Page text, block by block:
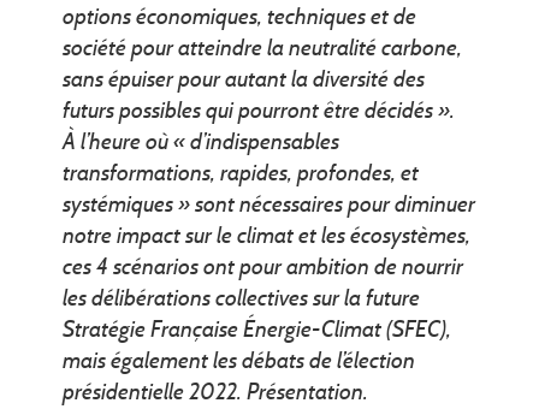
options économiques, techniques et de
société pour atteindre la neutralité carbone,
sans épuiser pour autant la diversité des
futurs possibles qui pourront être décidés ».
À l’heure où « d’indispensables
transformations, rapides, profondes, et
systémiques » sont nécessaires pour diminuer
notre impact sur le climat et les écosystèmes,
ces 4 scénarios ont pour ambition de nourrir
les délibérations collectives sur la future
Stratégie Française Énergie-Climat (SFEC),
mais également les débats de l’élection
présidentielle 2022. Présentation.